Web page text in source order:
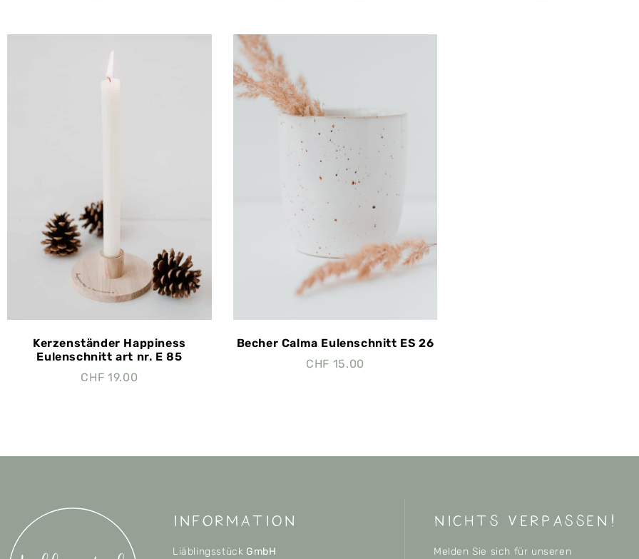
Kerzenständer Happiness
Eulenschnitt art nr. E 85
CHF 19.00
Becher Calma Eulenschnitt ES 26
CHF 15.00
Information
Liäblingsstück GmbH
nichts verpassen!
Melden Sie sich für unseren